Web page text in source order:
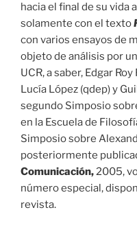
hacia el final de su vida
solamente con el texto
con varios ensayos de
objeto de análisis por
UCR, a saber, Edgar
Lucía López (qdep) y
segundo Simposio
en la Escuela de
Simposio sobre
posteriormente
Comunicación,2005,
número especial,
revista.